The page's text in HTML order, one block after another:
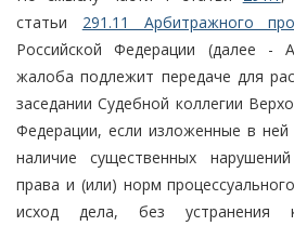
статьи 291.11 Арбитражного
Российской Федерации (далее -
жалоба подлежит передаче для
заседании Судебной коллегии
Федерации, если изложенные в
наличие существенных
права и (или) норм
исход дела, без устранения